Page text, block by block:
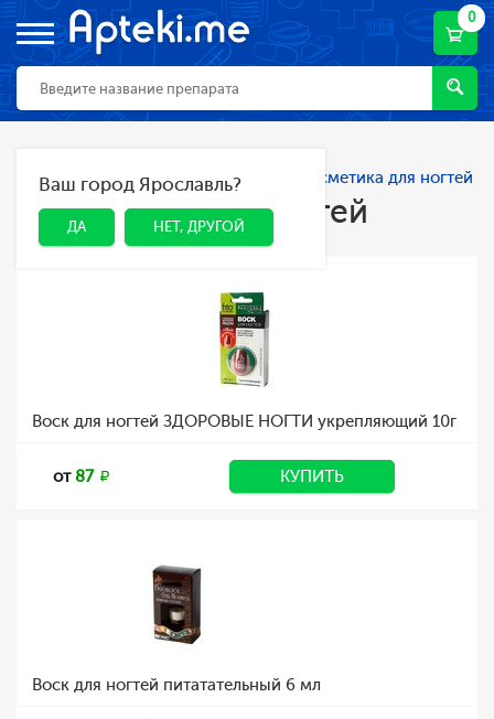
0
ДА НЕТ, ДРУГОЙ
Ваш город Ярославль?
ДА НЕТ, ДРУГОЙ
Главная Каталог Косметика Косметика для ногтей
Косметика для ногтей
Воск для ногтей ЗДОРОВЫЕ НОГТИ укрепляющий 10г
от87 КУПИТЬ
Воск для ногтей питатательный 6 мл